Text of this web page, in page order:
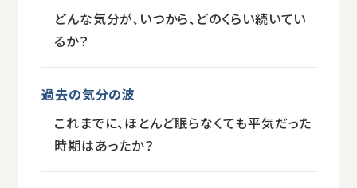
どんな気分が、いつから、どのくらい続いてい
るか？
過去の気分の波
これまでに、ほとんど眠らなくても平気だった
時期はあったか？